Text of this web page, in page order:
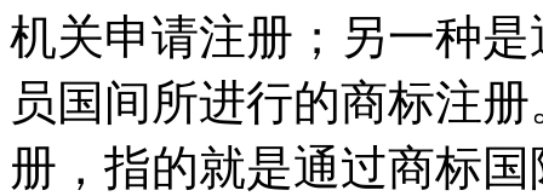
机关申请注册；另一种
员国间所进行的商标注
册，指的就是通过商标